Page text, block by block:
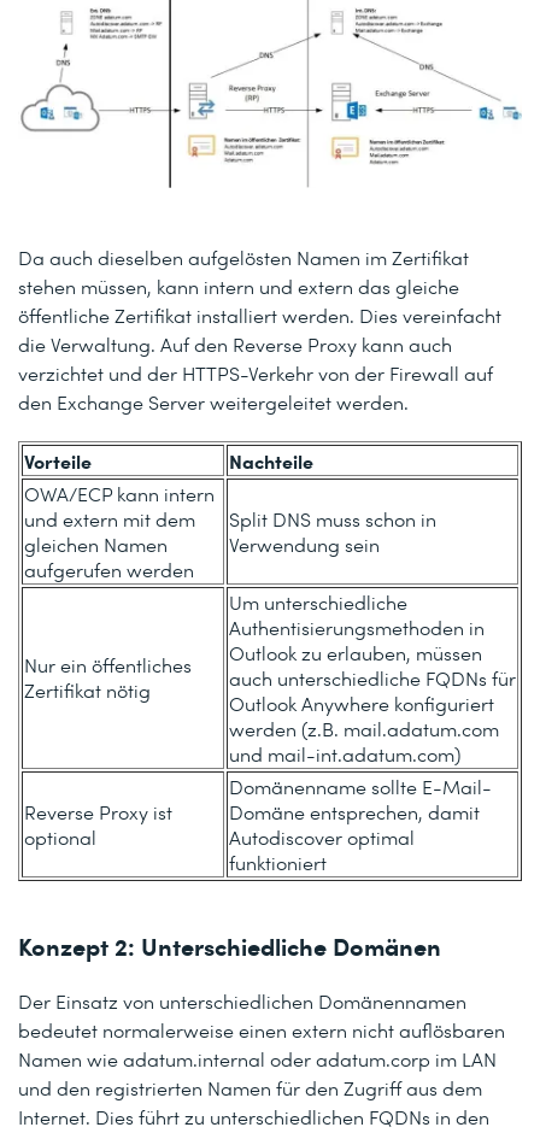
Da auch dieselben aufgelösten Namen im Zertifikat
stehen müssen, kann intern und extern das gleiche
öffentliche Zertifikat installiert werden. Dies vereinfacht
die Verwaltung. Auf den Reverse Proxy kann auch
verzichtet und der HTTPS-Verkehr von der Firewall auf
den Exchange Server weitergeleitet werden.
Vorteile Nachteile
OWA/ECP kann intern
und extern mit dem
gleichen Namen
aufgerufen werden
Split DNS muss schon in
Verwendung sein
Nur ein öffentliches
Zertifikat nötig
Um unterschiedliche
Authentisierungsmethoden in
Outlook zu erlauben, müssen
auch unterschiedliche FQDNs für
Outlook Anywhere konfiguriert
werden (z.B. mail.adatum.com
und mail-int.adatum.com)
Reverse Proxy ist
optional
Domänenname sollte E-Mail-
Domäne entsprechen, damit
Autodiscover optimal
funktioniert
Konzept 2: Unterschiedliche Domänen
Der Einsatz von unterschiedlichen Domänennamen
bedeutet normalerweise einen extern nicht auflösbaren
Namen wie adatum.internal oder adatum.corp im LAN
und den registrierten Namen für den Zugriff aus dem
Internet. Dies führt zu unterschiedlichen FQDNs in den